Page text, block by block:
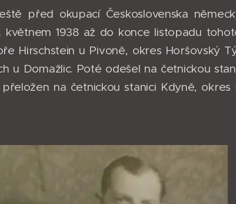
před okupací Československa
květnem 1938 až do konce listopadu
Hirschstein u Pivoně, okres Horšovský
u Domažlic. Poté odešel na četnickou
na četnickou stanici Kdyně,